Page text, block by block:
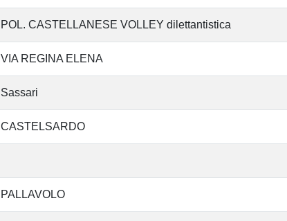
POL. CASTELLANESE VOLLEY dilettantistica
VIA REGINA ELENA
Sassari
CASTELSARDO
PALLAVOLO